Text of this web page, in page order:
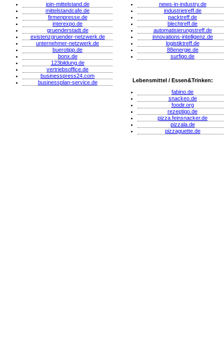
join-mittelstand.de
mittelstandcafe.de
firmenpresse.de
interexpo.de
gruenderstadt.de
existenzgruender-netzwerk.de
unternehmer-netzwerk.de
buerotipp.de
bonx.de
123bildung.de
vertriebsoffice.de
businesspress24.com
businessplan-service.de
news-in-industry.de
industrietreff.de
packtreff.de
blechtreff.de
automatisierungstreff.de
innovations-intelligenz.de
logistiktreff.de
88energie.de
surfigo.de
Lebensmittel / Essen&Trinken:
fabino.de
snackeo.de
foodir.org
rezeptigo.de
pizza.feinsnacker.de
pizzala.de
pizzaguette.de